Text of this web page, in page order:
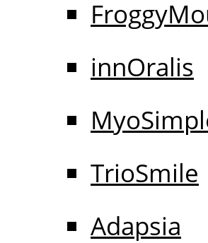
innOralis
TrioSmile
Adapsia